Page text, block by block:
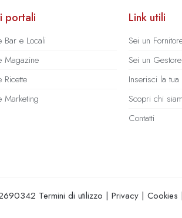
portali
Bar e Locali
Magazine
Ricette
Marketing
Link utili
Sei un
Sei un
Inserisci la
Scopri chi
Contatti
Termini di utilizzo | Privacy | Cookies |